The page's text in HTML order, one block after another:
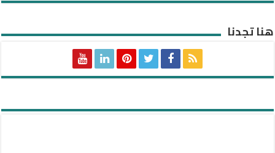
هنا تجدنا